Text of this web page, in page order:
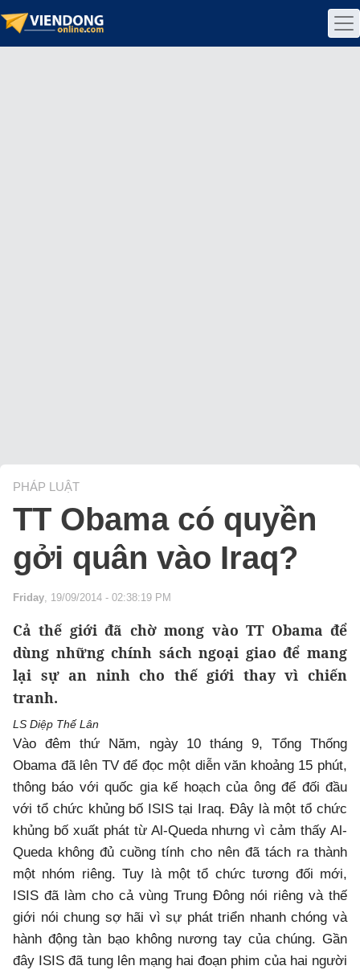
PHÁP LUẬT
TT Obama có quyền
gởi quân vào Iraq?
Friday, 19/09/2014 - 02:38:19 PM
Cả thế giới đã chờ mong vào TT Obama để
dùng những chính sách ngoại giao để mang
lại sự an ninh cho thế giới thay vì chiến
tranh.
LS Diệp Thế Lân
Vào đêm thứ Năm, ngày 10 tháng 9, Tổng Thống
Obama đã lên TV để đọc một diễn văn khoảng 15 phút,
thông báo với quốc gia kế hoạch của ông để đối đầu
với tổ chức khủng bố ISIS tại Iraq. Đây là một tổ chức
khủng bố xuất phát từ Al-Queda nhưng vì cảm thấy Al-
Queda không đủ cuồng tính cho nên đã tách ra thành
một nhóm riêng. Tuy là một tổ chức tương đối mới,
ISIS đã làm cho cả vùng Trung Đông nói riêng và thế
giới nói chung sợ hãi vì sự phát triển nhanh chóng và
hành động tàn bạo không nương tay của chúng. Gần
đây ISIS đã tung lên mạng hai đoạn phim của hai người